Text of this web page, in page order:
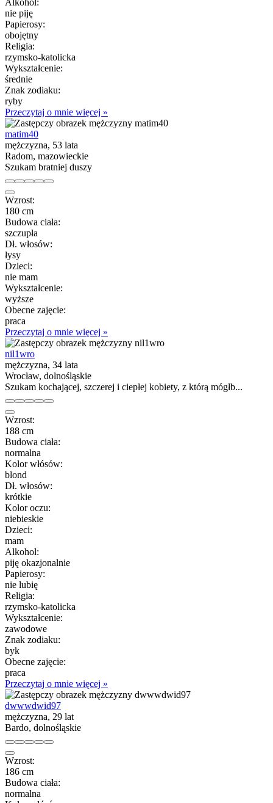
nie piję
Papierosy:
obojętny
Religia:
rzymsko-katolicka
Wykształcenie:
średnie
Znak zodiaku:
ryby
Przeczytaj o mnie więcej »
matim40
mężczyzna, 53 lata
Radom, mazowieckie
Szukam bratniej duszy
Wzrost:
180 cm
Budowa ciała:
szczupła
Dł. włosów:
łysy
Dzieci:
nie mam
Wykształcenie:
wyższe
Obecne zajęcie:
praca
Przeczytaj o mnie więcej »
nil1wro
mężczyzna, 34 lata
Wrocław, dolnośląskie
Szukam kochającej, szczerej i ciepłej kobiety, z którą mógłb...
Wzrost:
188 cm
Budowa ciała:
normalna
Kolor włósów:
blond
Dł. włosów:
krótkie
Kolor oczu:
niebieskie
Dzieci:
mam
Alkohol:
piję okazjonalnie
Papierosy:
nie lubię
Religia:
rzymsko-katolicka
Wykształcenie:
zawodowe
Znak zodiaku:
byk
Obecne zajęcie:
praca
Przeczytaj o mnie więcej »
dwwwdwid97
mężczyzna, 29 lat
Bardo, dolnośląskie
Wzrost:
186 cm
Budowa ciała:
normalna